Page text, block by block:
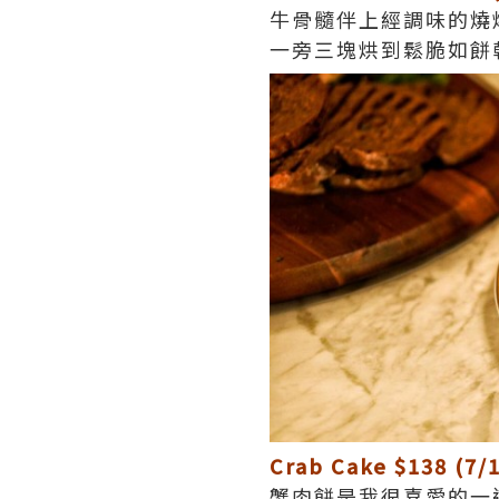
牛骨髓伴上經調味的
一旁三塊烘到鬆脆如
Crab Cake $138 (7/